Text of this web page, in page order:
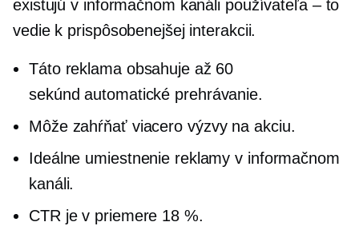
existujú v informačnom kanáli používateľa – to
vedie k prispôsobenejšej interakcii.
Táto reklama obsahuje až 60
sekúndautomatické prehrávanie.
Môže zahŕňať viacero výzvy na akciu.
Ideálne umiestnenie reklamy v informačnom
kanáli.
CTR je v priemere 18 %.